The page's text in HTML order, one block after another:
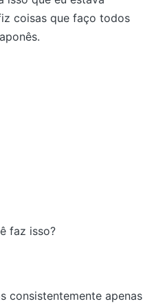
coisas que faço todos
faz isso?
consistentemente apenas